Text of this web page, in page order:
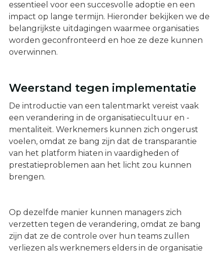
essentieel voor een succesvolle adoptie en een
impact op lange termijn. Hieronder bekijken we de
belangrijkste uitdagingen waarmee organisaties
worden geconfronteerd en hoe ze deze kunnen
overwinnen.
Weerstand tegen implementatie
De introductie van een talentmarkt vereist vaak
een verandering in de organisatiecultuur en -
mentaliteit. Werknemers kunnen zich ongerust
voelen, omdat ze bang zijn dat de transparantie
van het platform hiaten in vaardigheden of
prestatieproblemen aan het licht zou kunnen
brengen.
Op dezelfde manier kunnen managers zich
verzetten tegen de verandering, omdat ze bang
zijn dat ze de controle over hun teams zullen
verliezen als werknemers elders in de organisatie